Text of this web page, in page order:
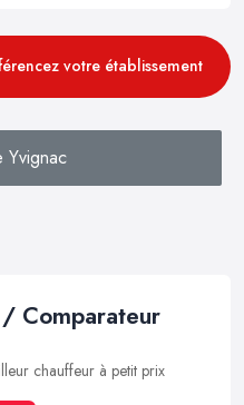
votre établissement
Yvignac
Comparateur
chauffeur à petit prix